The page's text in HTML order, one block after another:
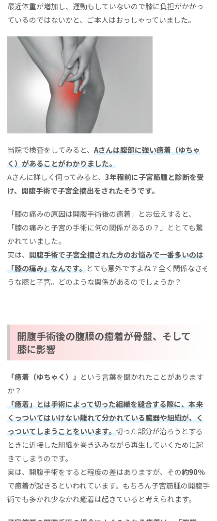
最近体重が増加し、運動もしていないので膝に負担がかかっ
ているのではないかと、ご本人はおっしゃっていました。
当院で検査をしてみると、 Aさんは腹部に強い癒着（ゆちゃ
く）があることがわかりました。
Aさんに詳しく伺ってみると、 3年程前に子宮筋腫と診断を受
け、開腹手術で子宮全摘出をされたそうです。
「膝の痛みの原因は開腹手術後の癒着」とお伝えすると、
「膝の痛みと子宮の手術に何の関係があるの？」ととても驚
かれていました。
実は、 開腹手術で子宮全摘された方のお悩みで一番多いのは
「膝の痛み」なんです。とても意外ですよね？全く関係なさそ
うな膝と子宮。どのような関係があるのでしょうか？
開腹手術後の腹膜の癒着が骨盤、そして
膝に影響
「癒着（ゆちゃく）」 という言葉を聞かれたことがあります
か？
「癒着」とは手術によって切った組織を縫合する際に、本来
くっついてはいけない離れて分かれている臓器や組織が、く
っついてしまうことをいいます。切った部分が治ろうとする
ときに近接した組織を巻き込みながら再生していくために起
きてしまうのです。
実は、開腹手術をすると程度の差はありますが、その約90％
で癒着が起きるといわれています。もちろん子宮筋腫の開腹手
術でも多かれ少なかれ癒着は起きていると考えられます。